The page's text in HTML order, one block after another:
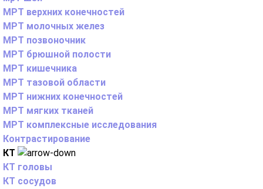
МРТ верхних конечностей
МРТ молочных желез
МРТ позвоночник
МРТ брюшной полости
МРТ кишечника
МРТ тазовой области
МРТ нижних конечностей
МРТ мягких тканей
МРТ комплексные исследования
Контрастирование
КТ
КТ головы
КТ сосудов